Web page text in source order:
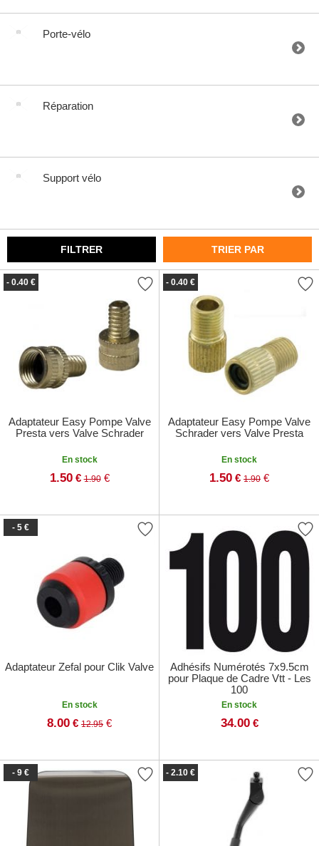
Porte-vélo
Réparation
Support vélo
FILTRER TRIER PAR
- 0.40 €
Adaptateur Easy Pompe Valve
Presta vers Valve Schrader
En stock
1.50 € 1.90€
- 0.40 €
Adaptateur Easy Pompe Valve
Schrader vers Valve Presta
En stock
1.50 € 1.90 €
- 5 €
Adaptateur Zefal pour Clik Valve
En stock
8.00 € 12.95 €
Adhésifs Numérotés 7x9.5cm
pour Plaque de Cadre Vtt - Les
100
En stock
34.00 €
- 9 € - 2.10 €